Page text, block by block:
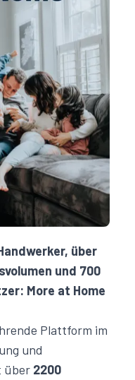
über
und 700
More at Home
Plattform im
und
über 2200